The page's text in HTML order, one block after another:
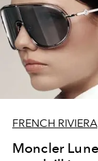
FRENCH RIVIERA
Moncler